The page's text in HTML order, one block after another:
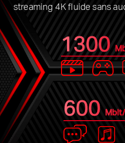
streaming 4K fluide sans
1300
600